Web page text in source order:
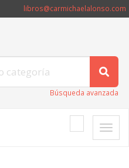
libros@carmichaelalonso.com
Búsqueda avanzada
Toggle